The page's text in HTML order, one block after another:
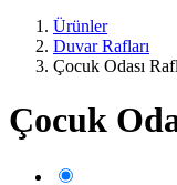
Ürünler
Duvar Rafları
Çocuk Odası
Çocuk